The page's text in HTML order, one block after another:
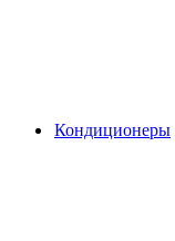
Кондиционеры